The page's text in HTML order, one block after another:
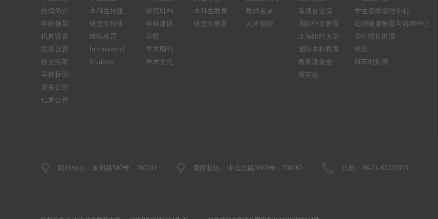
校情简介
学校领导
机构设置
院系设置
校史沿革
学校标识
党务公开
信息公开
本科生招生
研究生招生
继续教育
International
Students
研究机构
学科建设
学报
学术期刊
学术文化
本科生教育
研究生教育
教师名录
人才招聘
港澳台交流
国际中文教育
上海纽约大学
国际本科教育
教育基金会
校友会
学生资助管理中心
心理健康教育与咨询中心
学生校长助理
校历
班车时刻表
闵行校区：东川路500号，200241 普陀校区：中山北路3663号，200062 总机：86-21-62233333